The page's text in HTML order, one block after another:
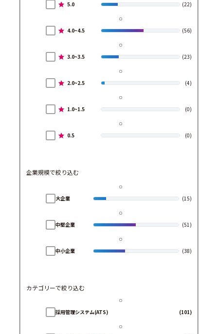
5.0 (22)
4.0~4.5 (56)
3.0~3.5 (23)
2.0~2.5 (4)
1.0~1.5 (0)
0.5 (0)
企業規模で絞り込む
大企業 (15)
中堅企業 (51)
中小企業 (38)
カテゴリーで絞り込む
採用管理システム(ATS) (101)